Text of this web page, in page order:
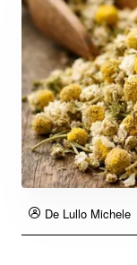
De Lullo Michele